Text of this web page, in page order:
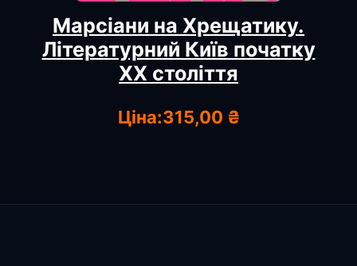
Марсіани на Хрещатику.
Літературний Київ початку
ХХ століття
Ціна:315,00 ₴